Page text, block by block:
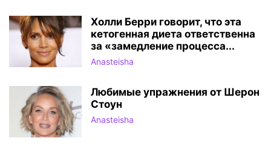
Холли Берри говорит, что эта
кетогенная диета ответственна
за «замедление процесса...
Anasteisha
Любимые упражнения от Шерон
Стоун
Anasteisha